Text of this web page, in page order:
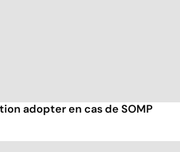
adopter en cas de SOMP